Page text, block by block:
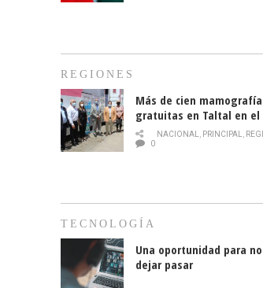
REGIONES
Más de cien
gratuitas en Taltal en el
mes de la prevención del
cáncer de mama
NACIONAL, PRINCIPAL,
0
TECNOLOGÍA
Una oportunidad para no
dejar pasar